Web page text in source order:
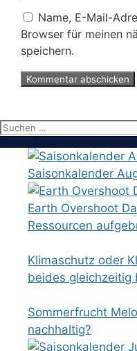
Name, E-Mail-
Browser für meinen
speichern.
Suchen
Saisonkalender
Earth Overshoot
Ressourcen
Klimaschutz oder
beides gleichzeitig
Sommerfrucht
nachhaltig?